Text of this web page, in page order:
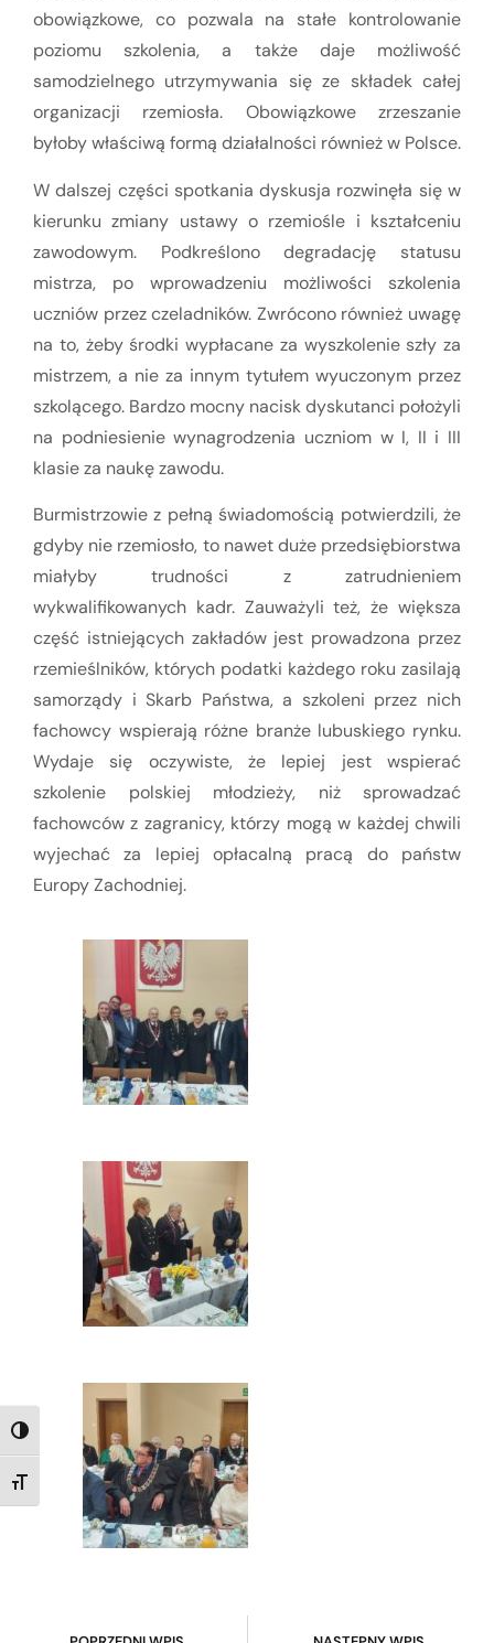
TOGGLE HIGH CONTRAST
TOGGLE FONT SIZE
obowiązkowe, co pozwala na stałe kontrolowanie
poziomu szkolenia, a także daje możliwość
samodzielnego utrzymywania się ze składek całej
organizacji rzemiosła. Obowiązkowe zrzeszanie
byłoby właściwą formą działalności również w Polsce.
W dalszej części spotkania dyskusja rozwinęła się w
kierunku zmiany ustawy o rzemiośle i kształceniu
zawodowym. Podkreślono degradację statusu
mistrza, po wprowadzeniu możliwości szkolenia
uczniów przez czeladników. Zwrócono również uwagę
na to, żeby środki wypłacane za wyszkolenie szły za
mistrzem, a nie za innym tytułem wyuczonym przez
szkolącego. Bardzo mocny nacisk dyskutanci położyli
na podniesienie wynagrodzenia uczniom w I, II i III
klasie za naukę zawodu.
Burmistrzowie z pełną świadomością potwierdzili, że
gdyby nie rzemiosło, to nawet duże przedsiębiorstwa
miałyby trudności z zatrudnieniem
wykwalifikowanych kadr. Zauważyli też, że większa
część istniejących zakładów jest prowadzona przez
rzemieślników, których podatki każdego roku zasilają
samorządy i Skarb Państwa, a szkoleni przez nich
fachowcy wspierają różne branże lubuskiego rynku.
Wydaje się oczywiste, że lepiej jest wspierać
szkolenie polskiej młodzieży, niż sprowadzać
fachowców z zagranicy, którzy mogą w każdej chwili
wyjechać za lepiej opłacalną pracą do państw
Europy Zachodniej.